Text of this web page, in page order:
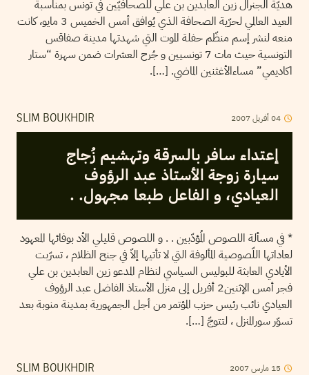
هديّة الجنرال زين العابدين بن علي للصحافيّين في تونس بمناسبة
العيد العالمي لحرّية الصحافة الذي يُوافق أمس الخميس 3 مايو، كانت
منعه لنشر إسم منظّم حفلة الموت التي شهدتها مدينة صفاقس
التونسية حيث مات 7 تونسيين و جُرح العشرات ضمن سهرة “ستار
اكاديمي” مساءالأغثنين الماضي. […].
SLIM BOUKHDIR 04أفريل2007
إعتداء سافر بالسرقة وتهشيم زُجاج
سيارة زوجة الأستاذ عبد الرؤوف
العيادي، و الفاعل طبعا مجهول. .
* في مسألة اللصوص المُؤدّبين . . و اللصوص قليلي الأد بوفائها المعهود
لعاداتها اللّصوصية المألوفة التي لا تأتيها إلاّ في جنح الظلام ، تسرّبت
الأيادي العابثة للبوليس السياسي لنظام المدعو زين العابدين بن علي
فجر أمس الإثنين2 أفريل إلى منزل الأستاذ الفاضل عبد الرؤوف
العيادي نائب رئيس حزب المؤتمر من أجل الجمهورية بمدينة منوبة بعد
تسوّر سورالمنزل ، لتتوجّ […].
SLIM BOUKHDIR 15 مارس2007